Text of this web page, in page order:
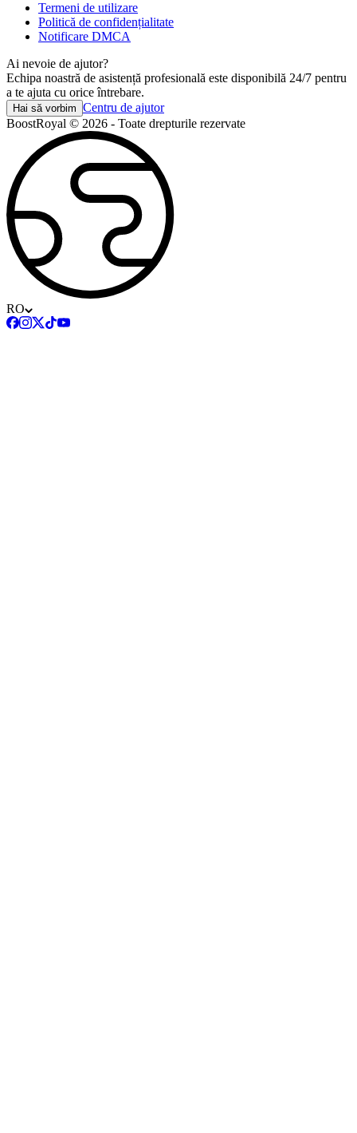
Termeni de utilizare
Politică de confidențialitate
Notificare DMCA
Ai nevoie de ajutor?
Echipa noastră de asistență profesională este disponibilă 24/7 pentru
a te ajuta cu orice întrebare.
Hai să vorbim Centru de ajutor
BoostRoyal © 2026 - Toate drepturile rezervate
RO